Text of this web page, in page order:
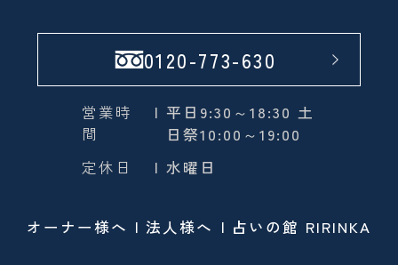
0120-773-630
営業時
間
| 平日9:30～18:30 土
日祭10:00～19:00
定休日
| 水曜日
オーナー様へ 法人様へ 占いの館 RIRINKA